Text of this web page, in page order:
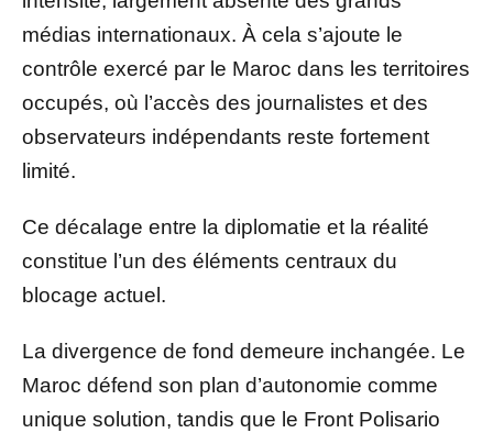
médias internationaux. À cela s’ajoute le
contrôle exercé par le Maroc dans les territoires
occupés, où l’accès des journalistes et des
observateurs indépendants reste fortement
limité.
Ce décalage entre la diplomatie et la réalité
constitue l’un des éléments centraux du
blocage actuel.
La divergence de fond demeure inchangée. Le
Maroc défend son plan d’autonomie comme
unique solution, tandis que le Front Polisario